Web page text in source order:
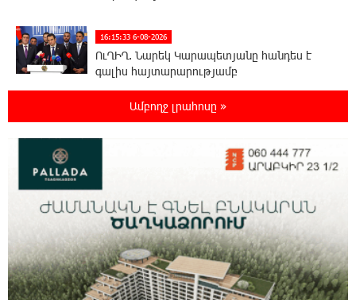
16:15:33 6-08-2026
ՈւՂԻՂ. Նարեկ Կարապետյանը հանդես է
գալիս հայտարարությամբ
16:09:42 6-08-2026
հեռանկարը փոխել է դրականի
15:24:13 6-08-2026
Վեհափառի անձնագրի մեջ գրված է՝
Գարեգին Բ․ նույնիսկ քննիչներն ու
դատախազներն են այդպես դիմում նրան՝ իրենց հավատից
ելնելով․ տեսանյութ
Ամբողջ լրահոսը »